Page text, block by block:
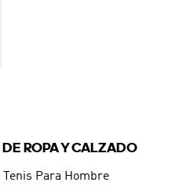
ROPA Y CALZADO
Tenis Para Hombre